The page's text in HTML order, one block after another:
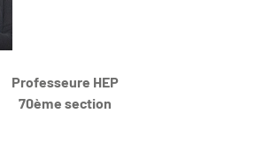
Professeure HEP
70ème section